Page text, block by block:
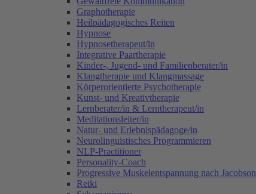
Graphotherapie
Heilpädagogisches Reiten
Hypnose
Hypnosetherapeut/in
Integrative Paartherapie
Kinder-, Jugend- und Familienberater/in
Klangtherapie und Klangmassage
Körperorientierte Psychotherapie
Kunst- und Kreativtherapie
Lernberater/in & Lerntherapeut/in
Meditationsleiter/in
Natur- und Erlebnispädagoge/in
Neurolinguistisches Programmieren
NLP-Practitioner
Personality-Coach
Progressive Muskelentspannung nach Jacobson
Reiki